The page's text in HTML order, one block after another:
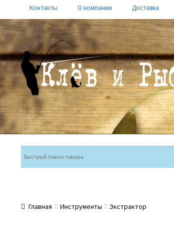
Контакты О компании Доставка
Перейти
к
навигации
Перейти
к
содержимому
Главная Инструменты Экстрактор